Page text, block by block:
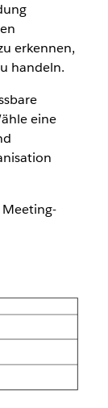
erkennen,
handeln.
eine
Meeting-